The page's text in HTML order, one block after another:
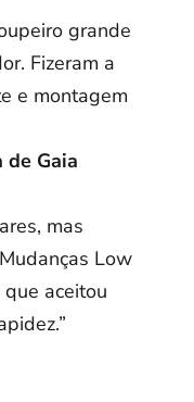
grande
Fizeram a
e montagem
Gaia
mas
Low
aceitou